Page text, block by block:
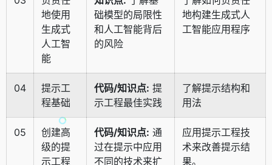
地使用
生成式
人工智
能
础模型的局限性
和人工智能背后
的风险
地构建生成式人
工智能应用程序
04
提示工
程基础
代码/知识点: 提
示工程最佳实践
了解提示结构和
用法
05
创建高
级的提
示工程
代码/知识点: 通
过在提示中应用
不同的技术来扩
应用提示工程技
术来改善提示结
果。